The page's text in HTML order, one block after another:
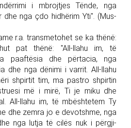
i mbrojtjes Tënde, nga
dhe nga çdo hidhërim Yti". (Mus­
r.a. trans­me­tohet se ka thënë:
pat thënë: "All-llahu im, të
paaftësia dhe përtacia, nga
dhe nga dënimi i varrit. All-llahu
shpirtit tim, ma pastro shpirtin
më i mirë, Ti je miku dhe
All-llahu im, të mbështetem Ty
dhe zemra jo e devot­shme, nga
nga lutja të cilës nuk i përgji­